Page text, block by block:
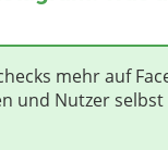
mehr auf
und Nutzer